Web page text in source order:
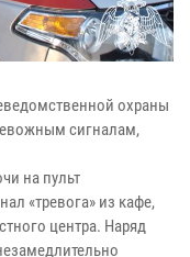
охраны
сигналам,
на пульт
«тревога» из кафе,
центра. Наряд